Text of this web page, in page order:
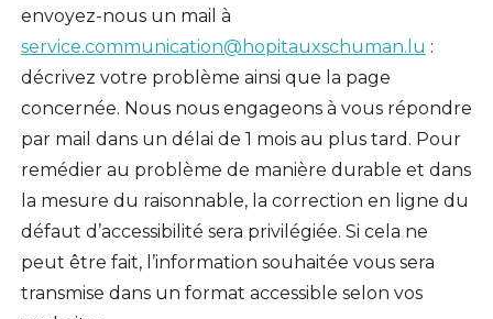
envoyez-nous un mail à
service.communication@hopitauxschuman.lu :
décrivez votre problème ainsi que la page
concernée. Nous nous engageons à vous répondre
par mail dans un délai de 1 mois au plus tard. Pour
remédier au problème de manière durable et dans
la mesure du raisonnable, la correction en ligne du
défaut d’accessibilité sera privilégiée. Si cela ne
peut être fait, l’information souhaitée vous sera
transmise dans un format accessible selon vos